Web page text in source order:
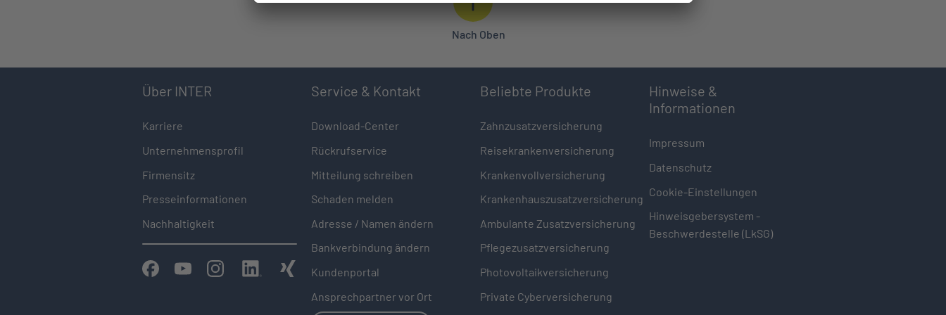
Nach Oben
Über INTER
Karriere
Unternehmensprofil
Firmensitz
Presseinformationen
Nachhaltigkeit
Service & Kontakt
Download-Center
Rückrufservice
Mitteilung schreiben
Schaden melden
Adresse / Namen ändern
Bankverbindung ändern
Kundenportal
Ansprechpartner vor Ort
Beliebte Produkte
Zahnzusatzversicherung
Reisekrankenversicherung
Krankenvollversicherung
Krankenhauszusatzversicherung
Ambulante Zusatzversicherung
Pflegezusatzversicherung
Photovoltaikversicherung
Private Cyberversicherung
Hinweise &
Informationen
Impressum
Datenschutz
Cookie-Einstellungen
Hinweisgebersystem -
Beschwerdestelle (LkSG)